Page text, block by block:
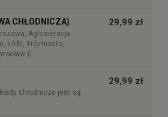
CHŁODNICZA)
Aglomeracja
Łódź, Trójmiasto,
))
29,99 zł
chłodnicze jeśli są
29,99 zł